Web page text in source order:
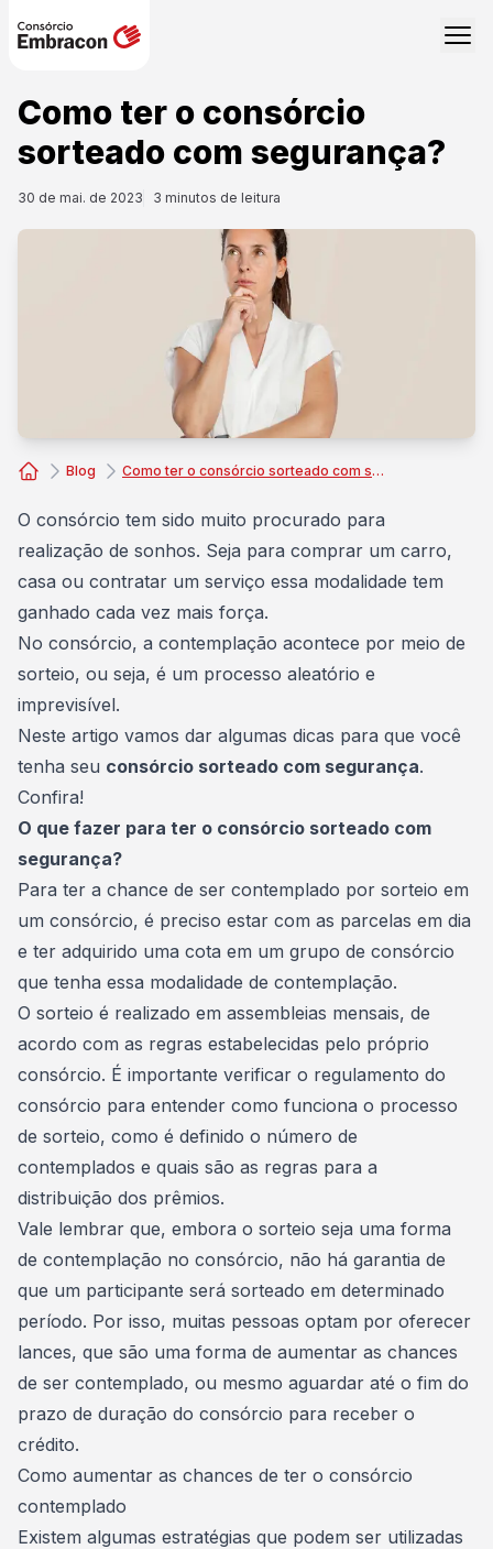
Como ter o consórcio
sorteado com segurança?
30 de mai. de 2023 3 minutos de leitura
Blog Como ter o consórcio sorteado com segurança?
O consórcio tem sido muito procurado para
realização de sonhos. Seja para comprar um carro,
casa ou contratar um serviço essa modalidade tem
ganhado cada vez mais força.
No consórcio, a contemplação acontece por meio de
sorteio, ou seja, é um processo aleatório e
imprevisível.
Neste artigo vamos dar algumas dicas para que você
tenha seu consórcio sorteado com segurança.
Confira!
O que fazer para ter o consórcio sorteado com
segurança?
Para ter a chance de ser contemplado por sorteio em
um consórcio, é preciso estar com as parcelas em dia
e ter adquirido uma cota em um grupo de consórcio
que tenha essa modalidade de contemplação.
O sorteio é realizado em assembleias mensais, de
acordo com as regras estabelecidas pelo próprio
consórcio. É importante verificar o regulamento do
consórcio para entender como funciona o processo
de sorteio, como é definido o número de
contemplados e quais são as regras para a
distribuição dos prêmios.
Vale lembrar que, embora o sorteio seja uma forma
de contemplação no consórcio, não há garantia de
que um participante será sorteado em determinado
período. Por isso, muitas pessoas optam por oferecer
lances, que são uma forma de aumentar as chances
de ser contemplado, ou mesmo aguardar até o fim do
prazo de duração do consórcio para receber o
crédito.
Como aumentar as chances de ter o consórcio
contemplado
Existem algumas estratégias que podem ser utilizadas